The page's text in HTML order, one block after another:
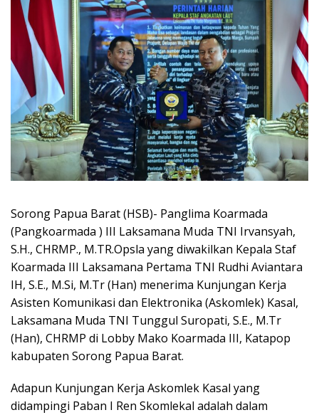
Sorong Papua Barat (HSB)- Panglima Koarmada
(Pangkoarmada ) III Laksamana Muda TNI Irvansyah,
S.H., CHRMP., M.TR.Opsla yang diwakilkan Kepala Staf
Koarmada III Laksamana Pertama TNI Rudhi Aviantara
IH, S.E., M.Si, M.Tr (Han) menerima Kunjungan Kerja
Asisten Komunikasi dan Elektronika (Askomlek) Kasal,
Laksamana Muda TNI Tunggul Suropati, S.E., M.Tr
(Han), CHRMP di Lobby Mako Koarmada III, Katapop
kabupaten Sorong Papua Barat.
Adapun Kunjungan Kerja Askomlek Kasal yang
didampingi Paban I Ren Skomlekal adalah dalam